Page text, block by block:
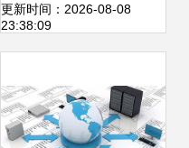
先锋
更新时间：2026-08-08
23:38:09